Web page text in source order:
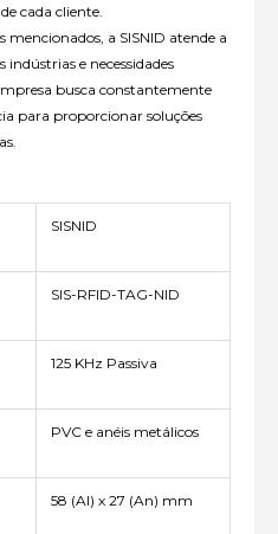
cada cliente.
mencionados, a SISNID atende a
e necessidades
busca constantemente
para proporcionar soluções
SISNID
SIS-RFID-TAG-NID
125 KHz Passiva
PVC e anéis metálicos
58 (Al) x 27 (An) mm